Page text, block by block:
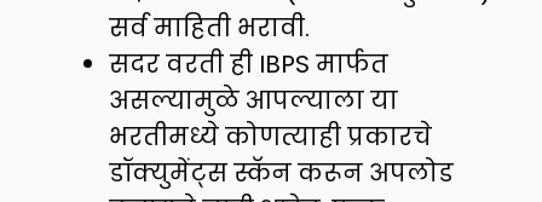
सर्व माहिती भरावी.
सदर वरती ही IBPS मार्फत
असल्यामुळे आपल्याला या
भरतीमध्ये कोणत्याही प्रकारचे
डॉक्युमेंट्स स्कॅन करून अपलोड